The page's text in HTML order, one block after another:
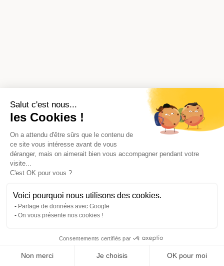
Salut c'est nous...
les Cookies !
On a attendu d'être sûrs que le contenu de
ce site vous intéresse avant de vous
déranger, mais on aimerait bien vous accompagner pendant votre
visite...
C'est OK pour vous ?
Voici pourquoi nous utilisons des cookies.
Partage de données avec Google
On vous présente nos cookies !
Consentements certifiés par
Non merci Je choisis OK pour moi